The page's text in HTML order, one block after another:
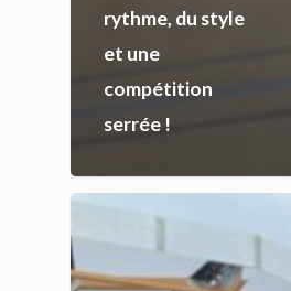
rythme, du style
et une
compétition
serrée !